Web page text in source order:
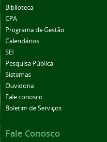
Biblioteca
CPA
Programa de Gestão
Calendários
SEI
Pesquisa Pública
Sistemas
Ouvidoria
Fale conosco
Boletim de Serviços
Fale Conosco